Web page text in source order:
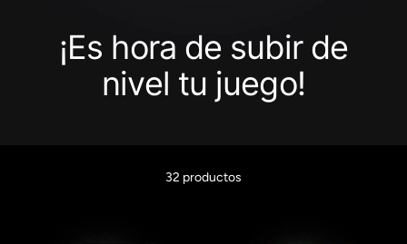
¡Es hora de subir de
nivel tu juego!
32 productos